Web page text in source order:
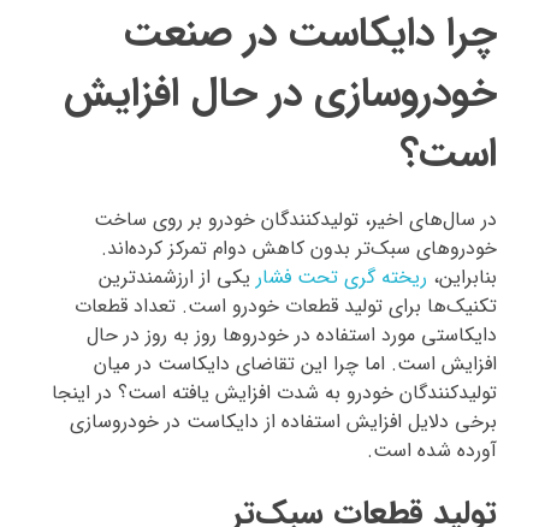
چرا دایکاست در صنعت
خودروسازی در حال افزایش
است؟
در سال‌های اخیر، تولیدکنندگان خودرو بر روی ساخت
خودروهای سبک‌تر بدون کاهش دوام تمرکز کرده‌اند.
بنابراین، ریخته گری تحت فشار یکی از ارزشمندترین
تکنیک‌ها برای تولید قطعات خودرو است. تعداد قطعات
دایکاستی مورد استفاده در خودروها روز به روز در حال
افزایش است. اما چرا این تقاضای دایکاست در میان
تولیدکنندگان خودرو به شدت افزایش یافته است؟ در اینجا
برخی دلایل افزایش استفاده از دایکاست در خودروسازی
آورده شده است.
تولید قطعات سبک‌تر